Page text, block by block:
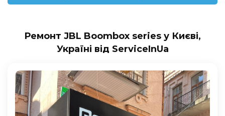
Ремонт JBL Boombox series у Києві,
Україні від ServiceInUa